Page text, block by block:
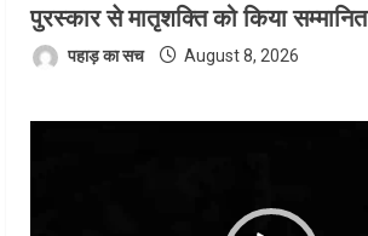
पुरस्कार से मातृशक्ति को किया सम्मानित
पहाड़ का सच August 8, 2026